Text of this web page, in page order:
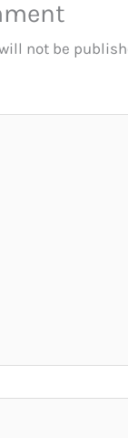
not be